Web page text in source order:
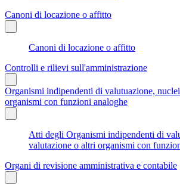
Canoni di locazione o affitto
Canoni di locazione o affitto
Controlli e rilievi sull'amministrazione
Organismi indipendenti di valutuazione,
organismi con funzioni analoghe
Atti degli Organismi indipendenti di
valutazione o altri organismi con
Organi di revisione amministrativa e contabile